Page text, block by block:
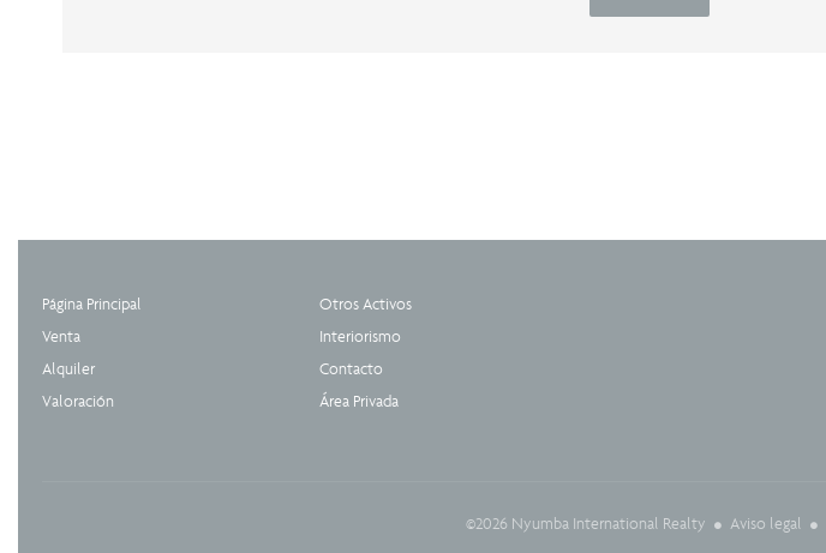
Página Principal
Venta
Alquiler
Valoración
Otros Activos
Interiorismo
Contacto
Área Privada
©2026 Nyumba International Realty Aviso legal